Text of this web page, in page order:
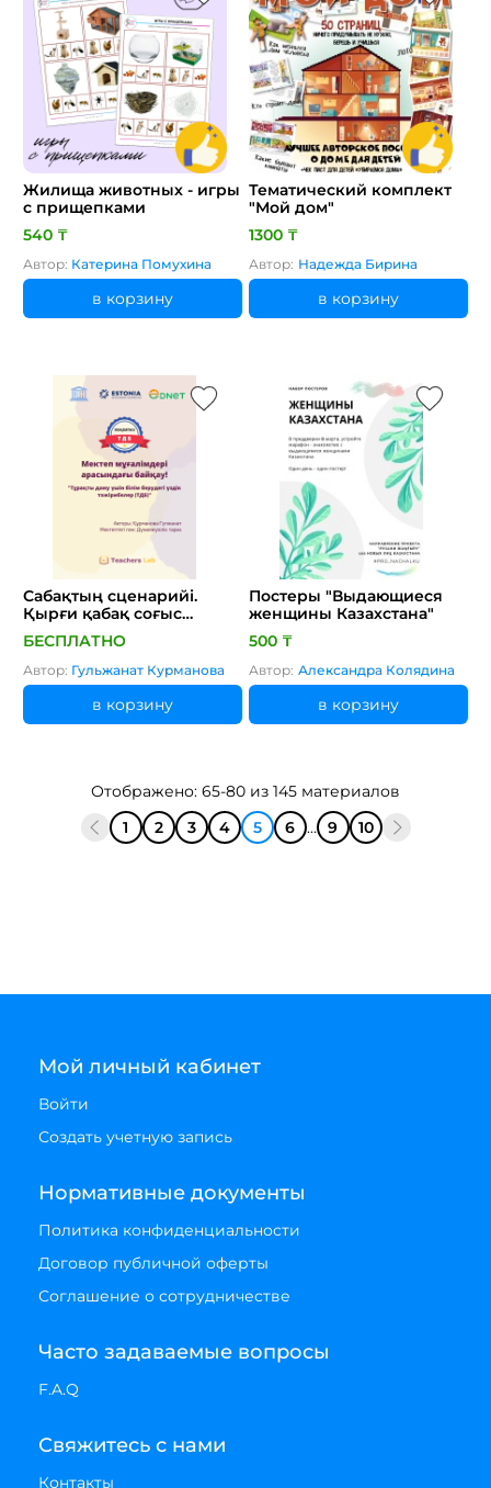
Жилища животных - игры
с прищепками
540 ₸
Автор: Катерина Помухина
в корзину
Тематический комплект
"Мой дом"
1300 ₸
Автор: Надежда Бирина
в корзину
Сабақтың сценарийі.
Қырғи қабақ соғыс
неліктен басталды?
БЕСПЛАТНО
Автор: Гульжанат Курманова
в корзину
Постеры "Выдающиеся
женщины Казахстана"
500 ₸
Автор: Александра Колядина
в корзину
Отображено: 65-80 из 145 материалов
1
2 3 4 5 6 ... 9 10
Мой личный кабинет
Войти
Создать учетную запись
Нормативные документы
Политика конфиденциальности
Договор публичной оферты
Соглашение о сотрудничестве
Часто задаваемые вопросы
F.A.Q
Свяжитесь с нами
Контакты